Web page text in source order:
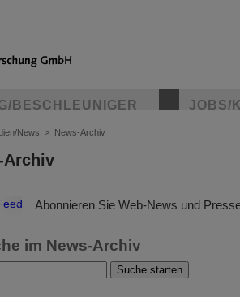
BESCHLEUNIGER JOBS/
News > News-Archiv
Archiv
© Abonnieren Sie Web-News und
im News-Archiv